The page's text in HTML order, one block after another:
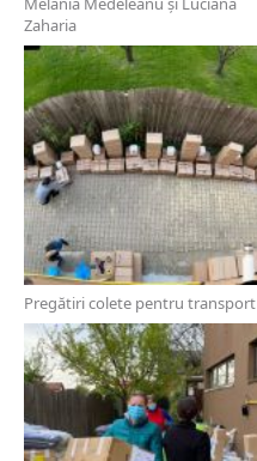
Zaharia
Pregătiri colete pentru transport